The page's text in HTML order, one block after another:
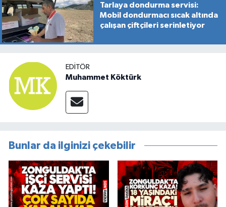
Tarlaya dondurma servisi:
Mobil dondurmacı sıcak altında
çalışan çiftçileri serinletiyor
EDITÖR
Muhammet Köktürk
Bunlar da ilginizi çekebilir